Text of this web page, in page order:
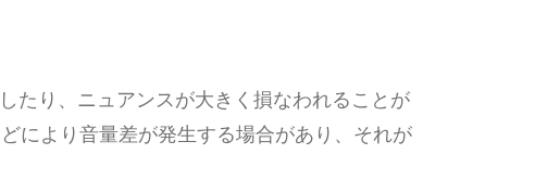
たり、ニュアンスが大きく損なわれることが
により音量差が発生する場合があり、それが